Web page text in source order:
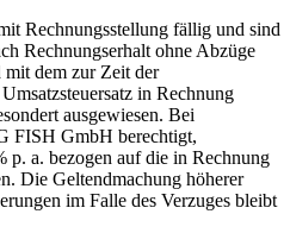
Rechnungsstellung fällig und sind
Rechnungserhalt ohne Abzüge
mit dem zur Zeit der
in Rechnung
ausgewiesen. Bei
FISH GmbH berechtigt,
p. a. bezogen auf die in Rechnung
Die Geltendmachung höherer
im Falle des Verzuges bleibt